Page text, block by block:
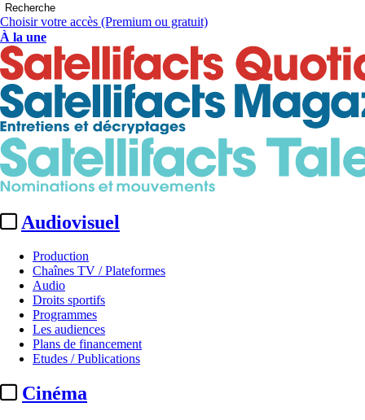
Recherche
Choisir votre accès (Premium ou gratuit)
À la une
Audiovisuel
Production
Chaînes TV / Plateformes
Audio
Droits sportifs
Programmes
Les audiences
Plans de financement
Etudes / Publications
Cinéma